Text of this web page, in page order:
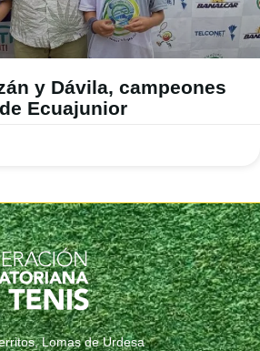
y Dávila, campeones
Ecuajunior
Lomas de Urdesa